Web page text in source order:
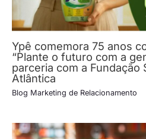
Ypê comemora 75 anos
“Plante o futuro com a
parceria com a Fundação
Atlântica
Blog Marketing de Relacionamento